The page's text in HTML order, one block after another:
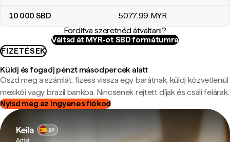
10 000 SBD 5077,99 MYR
Fordítva szeretnéd átváltani?
Váltsd át MYR-ot SBD formátumra
FIZETÉSEK
Küldj és fogadj pénzt másodpercek alatt
Oszd meg a számlát, fizess vissza egy barátnak, küldj közvetlenül
mexikói vagy brazil bankba. Nincsenek rejtett díjak és csáli felárak.
Nyisd meg az ingyenes fiókod